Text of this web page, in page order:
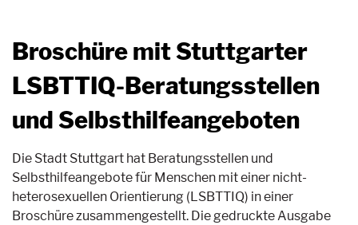
Broschüre mit Stuttgarter
LSBTTIQ-Beratungsstellen
und Selbsthilfeangeboten
Die Stadt Stuttgart hat Beratungsstellen und
Selbsthilfeangebote für Menschen mit einer nicht-
heterosexuellen Orientierung (LSBTTIQ) in einer
Broschüre zusammengestellt. Die gedruckte Ausgabe